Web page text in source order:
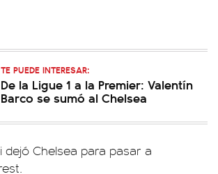
TE PUEDE INTERESAR:
De la Ligue 1 a la Premier: Valentín
Barco se sumó al Chelsea